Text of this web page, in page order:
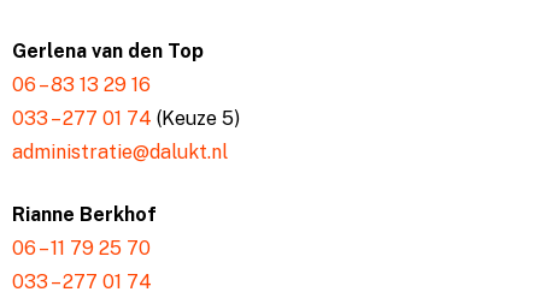
Gerlena van den Top
06 – 83 13 29 16
033 – 277 01 74 (Keuze 5)
administratie@dalukt.nl
Rianne Berkhof
06 – 11 79 25 70
033 – 277 01 74